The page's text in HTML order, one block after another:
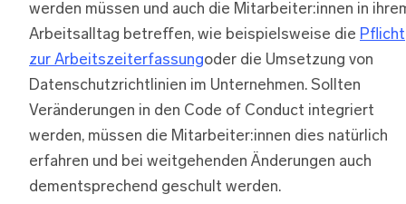
werden müssen und auch die Mitarbeiter:innen in
Arbeitsalltag betreffen, wie beispielsweise die Pflicht
zur Arbeitszeiterfassungoder die Umsetzung von
Datenschutzrichtlinien im Unternehmen. Sollten
Veränderungen in den Code of Conduct integriert
werden, müssen die Mitarbeiter:innen dies natürlich
erfahren und bei weitgehenden Änderungen auch
dementsprechend geschult werden.